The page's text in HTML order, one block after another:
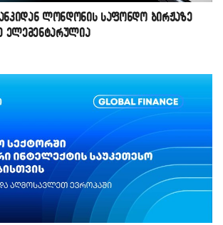
ლონდონის საფონდო ბირჟაზე
ელემენტარულია